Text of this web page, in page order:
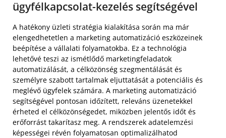
ügyfélkapcsolat-kezelés segítségével
A hatékony üzleti stratégia kialakítása során ma már
elengedhetetlen a marketing automatizáció eszközeinek
beépítése a vállalati folyamatokba. Ez a technológia
lehetővé teszi az ismétlődő marketingfeladatok
automatizálását, a célközönség szegmentálását és
személyre szabott tartalmak eljuttatását a potenciális és
meglévő ügyfelek számára. A marketing automatizáció
segítségével pontosan időzített, releváns üzenetekkel
érheted el célközönségedet, miközben jelentős időt és
erőforrást takarítasz meg. A rendszerek adatelemzési
képességei révén folyamatosan optimalizálhatod